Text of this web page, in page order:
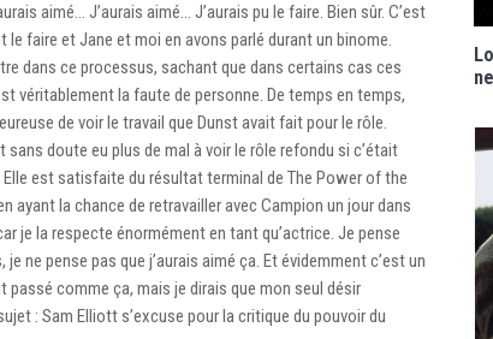
aimé… J’aurais aimé… J’aurais pu le faire. Bien sûr. C’est
faire et Jane et moi en avons parlé durant un binome.
dans ce processus, sachant que dans certains cas ces
véritablement la faute de personne. De temps en temps,
de voir le travail que Dunst avait fait pour le rôle.
doute eu plus de mal à voir le rôle refondu si c’était
Elle est satisfaite du résultat terminal de The Power of the
ayant la chance de retravailler avec Campion un jour dans
je la respecte énormément en tant qu’actrice. Je pense
ne pense pas que j’aurais aimé ça. Et évidemment c’est un
comme ça, mais je dirais que mon seul désir
: Sam Elliott s’excuse pour la critique du pouvoir du